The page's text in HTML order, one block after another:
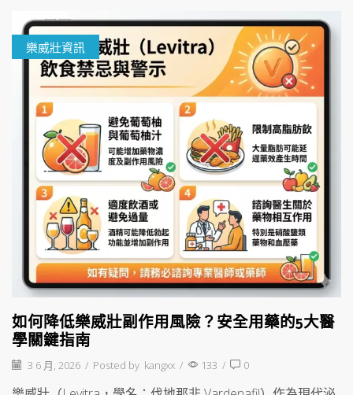
樂威壯資訊
如何降低樂威壯副作用風險？安全用藥的5大醫
學關鍵指南
3 6 月, 2026 / Posted by kangxx / 133 / 0